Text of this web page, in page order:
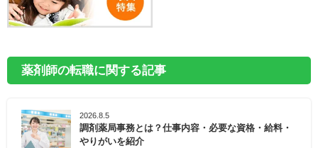
薬剤師の転職に関する記事
2026.8.5
調剤薬局事務とは？仕事内容・必要な資格・給料・
やりがいを紹介